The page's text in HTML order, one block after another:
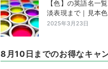
【色】の英語名一
淡表現まで｜見本
2025年3月23日
8月10日までのお得なキャ